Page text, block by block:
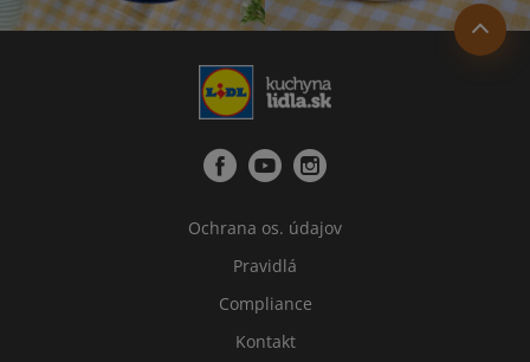
Ochrana os. údajov
Pravidlá
Compliance
Kontakt